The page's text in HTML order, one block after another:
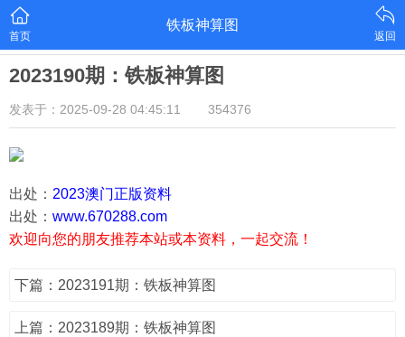
首页
铁板神算图
返回
2023190期：铁板神算图
发表于：2025-09-28 04:45:11 354376
出处： 2023澳门正版资料
出处： www.670288.com
欢迎向您的朋友推荐本站或本资料，一起交流！
下篇：2023191期：铁板神算图
上篇：2023189期：铁板神算图